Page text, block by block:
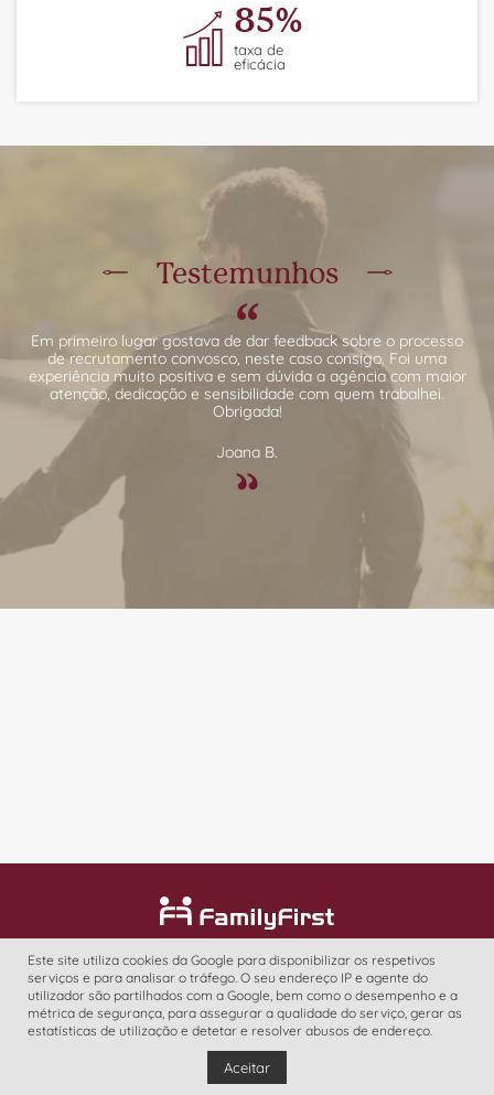
85%
taxa de
eficácia
Testemunhos
Em primeiro lugar gostava de dar feedback sobre o processo
de recrutamento convosco, neste caso consigo. Foi uma
experiência muito positiva e sem dúvida a agência com maior
atenção, dedicação e sensibilidade com quem trabalhei.
Obrigada!
Joana B.
Sou cliente, preciso de um serviço
Sou candidata, procuro trabalho
Este site utiliza cookies da Google para disponibilizar os respetivos
serviços e para analisar o tráfego. O seu endereço IP e agente do
utilizador são partilhados com a Google, bem como o desempenho e a
métrica de segurança, para assegurar a qualidade do serviço, gerar as
estatísticas de utilização e detetar e resolver abusos de endereço.
Aceitar